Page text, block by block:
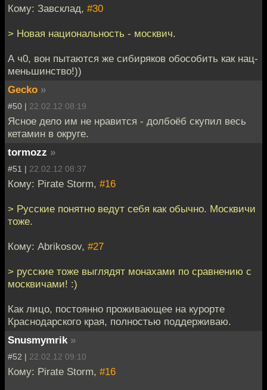
Кому: Завсклад, #30
> Новая национальность - москвич.
А ч0, вон пытаются же сибиряков обособить как нац-
меньшинство!))
Gecko »
#50 | 22.02.12 08:19
Ясное дело им не нравится - долбоёб скупил весь
кетамин в округе.
tormozz »
#51 | 22.02.12 08:37
Кому: Pirate Storm, #16
> Русские понятно ведут себя как обычно. Москвичи
тоже.
Кому: Abrikosov, #27
> русские тоже выглядят монахами по сравнению с
москвичами! :)
Как лицо, постоянно проживающее на курорте
Краснодарского края, полностью поддерживаю.
Snusmymrik »
#52 | 22.02.12 09:10
Кому: Pirate Storm, #16